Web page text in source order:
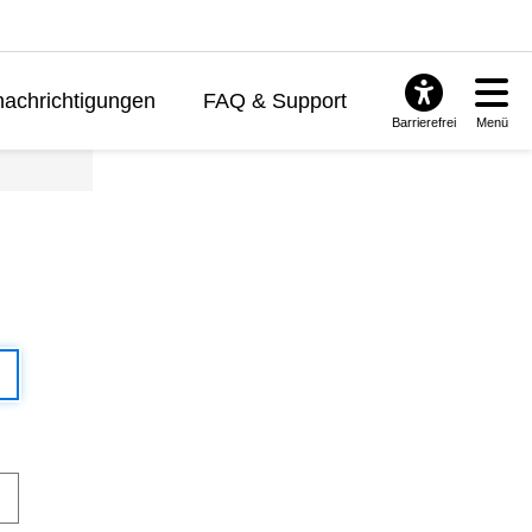
FAQ & Support
Barrierefrei Menü